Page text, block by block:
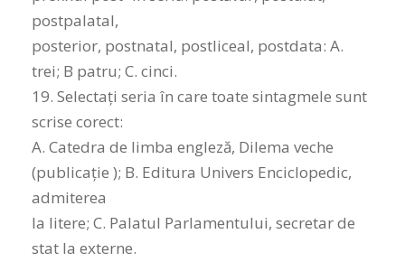
postpalatal,
posterior, postnatal, postliceal, postdata: A.
trei; B patru; C. cinci.
19. Selectați seria în care toate sintagmele sunt
scrise corect:
A. Catedra de limba engleză, Dilema veche
(publicație ); B. Editura Univers Enciclopedic,
admiterea
la litere; C. Palatul Parlamentului, secretar de
stat la externe.